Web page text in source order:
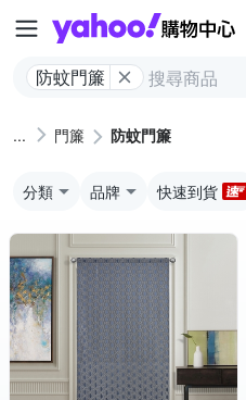
防蚊門簾
門簾 防蚊門簾
分類 品牌 快速到貨